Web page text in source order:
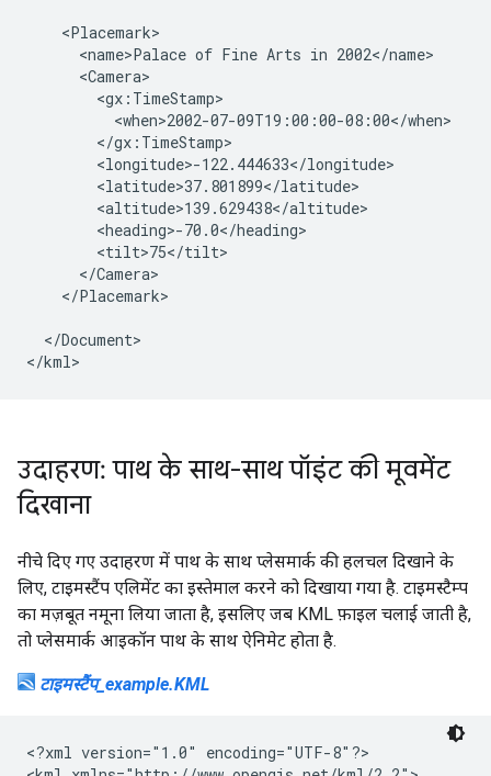
    <Placemark>
      <name>Palace of Fine Arts in 2002</name>
      <Camera>
        <gx:TimeStamp>
          <when>2002-07-09T19:00:00-08:00</when>
        </gx:TimeStamp>
        <longitude>-122.444633</longitude>
        <latitude>37.801899</latitude>
        <altitude>139.629438</altitude>
        <heading>-70.0</heading>
        <tilt>75</tilt>
      </Camera>
    </Placemark>
  </Document>
</kml>
उदाहरण: पाथ के साथ-साथ पॉइंट की मूवमेंट
दिखाना
नीचे दिए गए उदाहरण में पाथ के साथ प्लेसमार्क की हलचल दिखाने के
लिए, टाइमस्टैंप एलिमेंट का इस्तेमाल करने को दिखाया गया है. टाइमस्टैम्प
का मज़बूत नमूना लिया जाता है, इसलिए जब KML फ़ाइल चलाई जाती है,
तो प्लेसमार्क आइकॉन पाथ के साथ ऐनिमेट होता है.
टाइमस्टैंप_example.KML
<?xml version="1.0" encoding="UTF-8"?>